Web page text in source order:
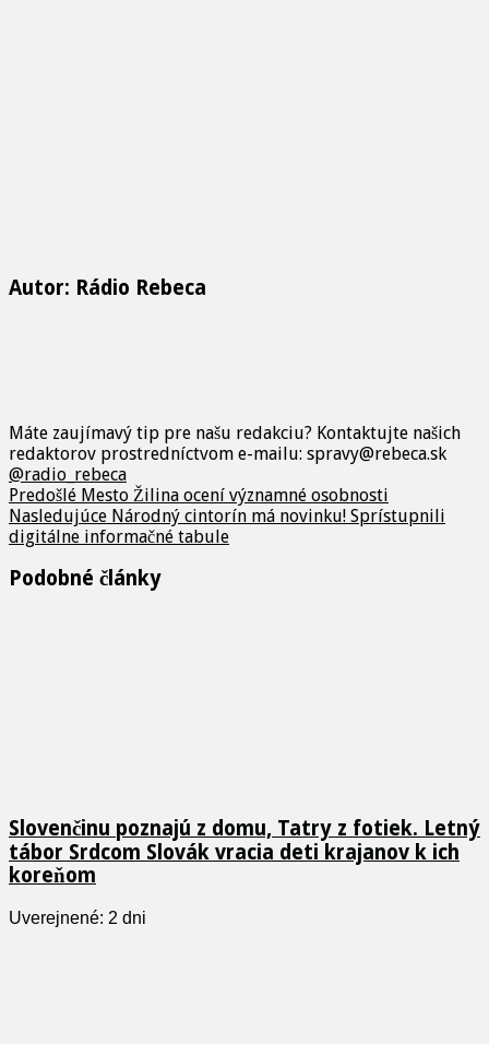
Autor: Rádio Rebeca
Máte zaujímavý tip pre našu redakciu? Kontaktujte našich
redaktorov prostredníctvom e-mailu: spravy@rebeca.sk
@radio_rebeca
Predošlé Mesto Žilina ocení významné osobnosti
Nasledujúce Národný cintorín má novinku! Sprístupnili
digitálne informačné tabule
Podobné články
Slovenčinu poznajú z domu, Tatry z fotiek. Letný
tábor Srdcom Slovák vracia deti krajanov k ich
koreňom
Uverejnené: 2 dni